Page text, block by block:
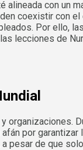
con un
coexistir con
Por ello,
lecciones de
por
pesar de que